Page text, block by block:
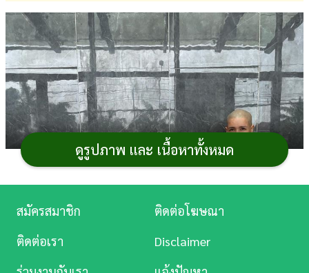
ดูรูปภาพ และ เนื้อหาทั้งหมด
การ
ศึกษา
บันเทิง
ดู
หนัง
สมัครสมาชิก
ติดต่อโฆษณา
ติดต่อเรา
Disclaimer